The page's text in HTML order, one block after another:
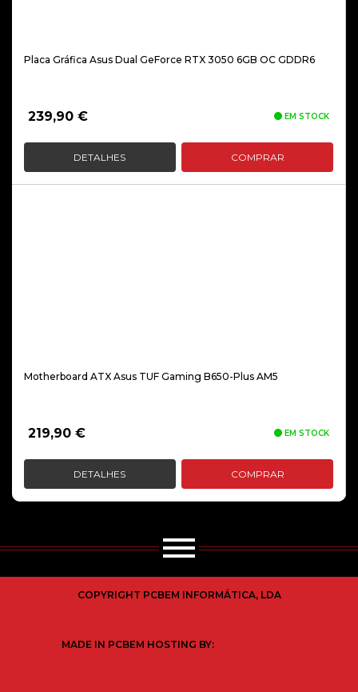
Placa Gráfica Asus Dual GeForce RTX 3050 6GB OC GDDR6
239,90 € EM STOCK
DETALHES COMPRAR
Motherboard ATX Asus TUF Gaming B650-Plus AM5
219,90 € EM STOCK
DETALHES COMPRAR
COPYRIGHT PCBEM INFORMÁTICA, LDA
MADE IN PCBEM HOSTING BY: